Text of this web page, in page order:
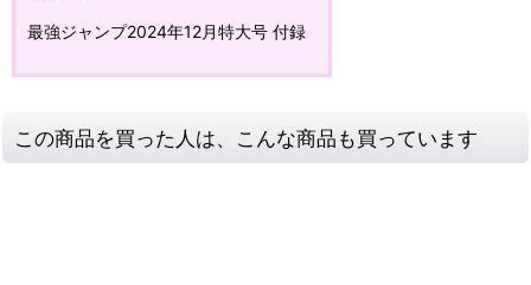
最強ジャンプ2024年12月特大号 付録
この商品を買った人は、こんな商品も買っています